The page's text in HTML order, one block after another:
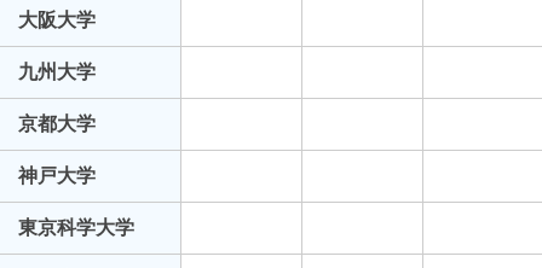
大阪大学
九州大学
京都大学
神戸大学
東京科学大学